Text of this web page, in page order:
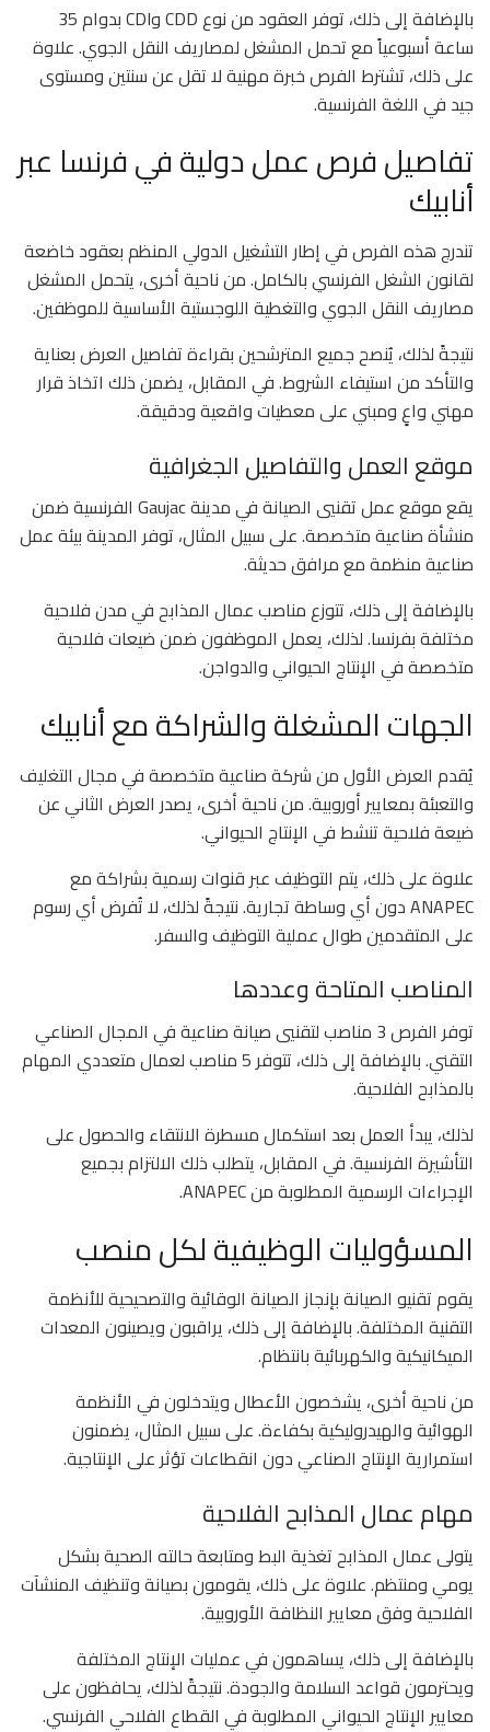
بالإضافة إلى ذلك، توفر العقود من نوع CDD وCDI بدوام 35
ساعة أسبوعياً مع تحمل المشغل لمصاريف النقل الجوي. علاوة
على ذلك، تشترط الفرص خبرة مهنية لا تقل عن سنتين ومستوى
جيد في اللغة الفرنسية.
تفاصيل فرص عمل دولية في فرنسا عبر
أنابيك
تندرج هذه الفرص في إطار التشغيل الدولي المنظم بعقود خاضعة
لقانون الشغل الفرنسي بالكامل. من ناحية أخرى، يتحمل المشغل
مصاريف النقل الجوي والتغطية اللوجستية الأساسية للموظفين.
نتيجةً لذلك، يُنصح جميع المترشحين بقراءة تفاصيل العرض بعناية
والتأكد من استيفاء الشروط. في المقابل، يضمن ذلك اتخاذ قرار
مهني واعٍ ومبني على معطيات واقعية ودقيقة.
موقع العمل والتفاصيل الجغرافية
يقع موقع عمل تقنيي الصيانة في مدينة Gaujac الفرنسية ضمن
منشأة صناعية متخصصة. على سبيل المثال، توفر المدينة بيئة عمل
صناعية منظمة مع مرافق حديثة.
بالإضافة إلى ذلك، تتوزع مناصب عمال المذابح في مدن فلاحية
مختلفة بفرنسا. لذلك، يعمل الموظفون ضمن ضيعات فلاحية
متخصصة في الإنتاج الحيواني والدواجن.
الجهات المشغلة والشراكة مع أنابيك
يُقدم العرض الأول من شركة صناعية متخصصة في مجال التغليف
والتعبئة بمعايير أوروبية. من ناحية أخرى، يصدر العرض الثاني عن
ضيعة فلاحية تنشط في الإنتاج الحيواني.
علاوة على ذلك، يتم التوظيف عبر قنوات رسمية بشراكة مع
ANAPEC دون أي وساطة تجارية. نتيجةً لذلك، لا تُفرض أي رسوم
على المتقدمين طوال عملية التوظيف والسفر.
المناصب المتاحة وعددها
توفر الفرص 3 مناصب لتقنيي صيانة صناعية في المجال الصناعي
التقني. بالإضافة إلى ذلك، تتوفر 5 مناصب لعمال متعددي المهام
بالمذابح الفلاحية.
لذلك، يبدأ العمل بعد استكمال مسطرة الانتقاء والحصول على
التأشيرة الفرنسية. في المقابل، يتطلب ذلك الالتزام بجميع
الإجراءات الرسمية المطلوبة من ANAPEC.
المسؤوليات الوظيفية لكل منصب
يقوم تقنيو الصيانة بإنجاز الصيانة الوقائية والتصحيحية للأنظمة
التقنية المختلفة. بالإضافة إلى ذلك، يراقبون ويصينون المعدات
الميكانيكية والكهربائية بانتظام.
من ناحية أخرى، يشخصون الأعطال ويتدخلون في الأنظمة
الهوائية والهيدروليكية بكفاءة. على سبيل المثال، يضمنون
استمرارية الإنتاج الصناعي دون انقطاعات تؤثر على الإنتاجية.
مهام عمال المذابح الفلاحية
يتولى عمال المذابح تغذية البط ومتابعة حالته الصحية بشكل
يومي ومنتظم. علاوة على ذلك، يقومون بصيانة وتنظيف المنشآت
الفلاحية وفق معايير النظافة الأوروبية.
بالإضافة إلى ذلك، يساهمون في عمليات الإنتاج المختلفة
ويحترمون قواعد السلامة والجودة. نتيجةً لذلك، يحافظون على
معايير الإنتاج الحيواني المطلوبة في القطاع الفلاحي الفرنسي.